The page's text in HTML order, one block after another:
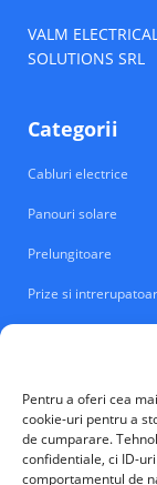
Pentru a oferi cea
cookie-uri pentru a
de cumparare.
confidentiale, ci ID-
comportamentul de
VALM
SOLUTIONS SRL
Categorii
Cabluri electrice
Panouri solare
Prelungitoare
Prize si